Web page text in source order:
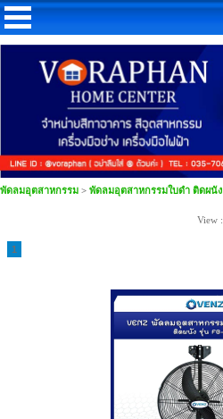
พัดลมอุตสาหกรรม > พัดลมอุตสาหกรรมใบดำ ติดผนัง
View :
1